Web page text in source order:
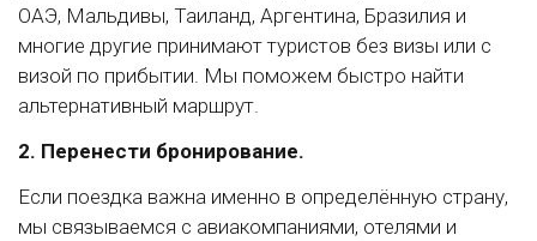
ОАЭ, Мальдивы, Таиланд, Аргентина, Бразилия и
многие другие принимают туристов без визы или с
визой по прибытии. Мы поможем быстро найти
альтернативный маршрут.
2. Перенести бронирование.
Если поездка важна именно в определённую страну,
мы связываемся с авиакомпаниями, отелями и